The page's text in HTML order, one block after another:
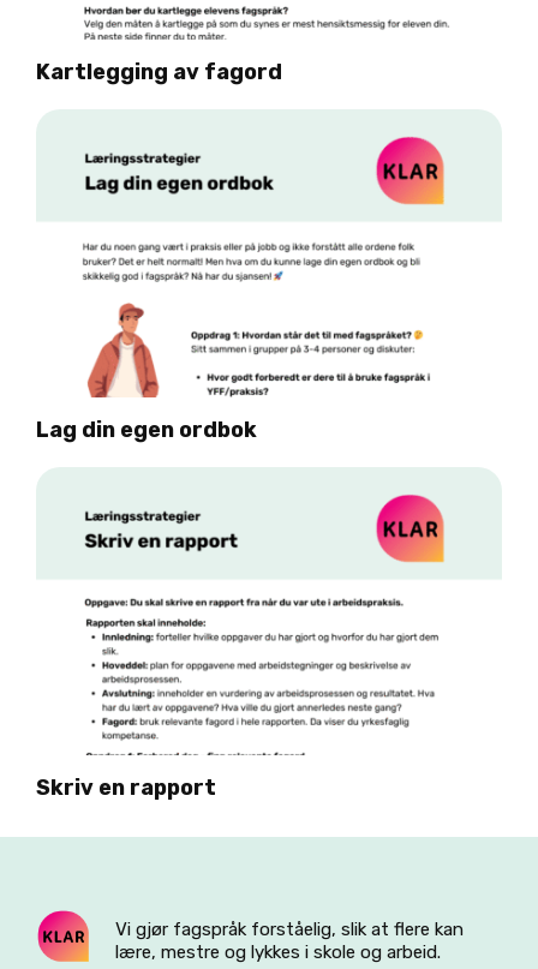
Kartlegging av fagord
Lag din egen ordbok
Skriv en rapport
Vi gjør fagspråk forståelig, slik at flere kan
lære, mestre og lykkes i skole og arbeid.